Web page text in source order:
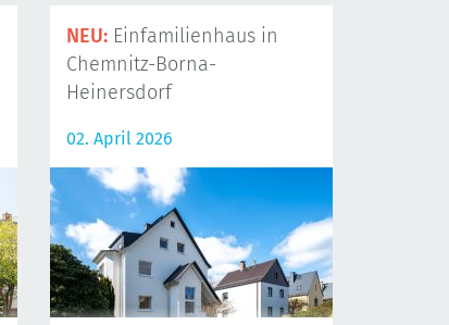
NEU: Einfamilienhaus in
Chemnitz-Borna-
Heinersdorf
02. April 2026